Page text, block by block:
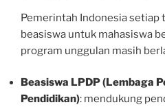
Pemerintah Indonesia setiap
beasiswa untuk mahasiswa
program unggulan masih
Beasiswa LPDP (Lembaga
Pendidikan): mendukung